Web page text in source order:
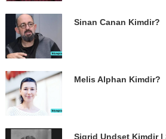
Sinan Canan Kimdir?
Melis Alphan Kimdir?
Sigrid Undset Kimdir |